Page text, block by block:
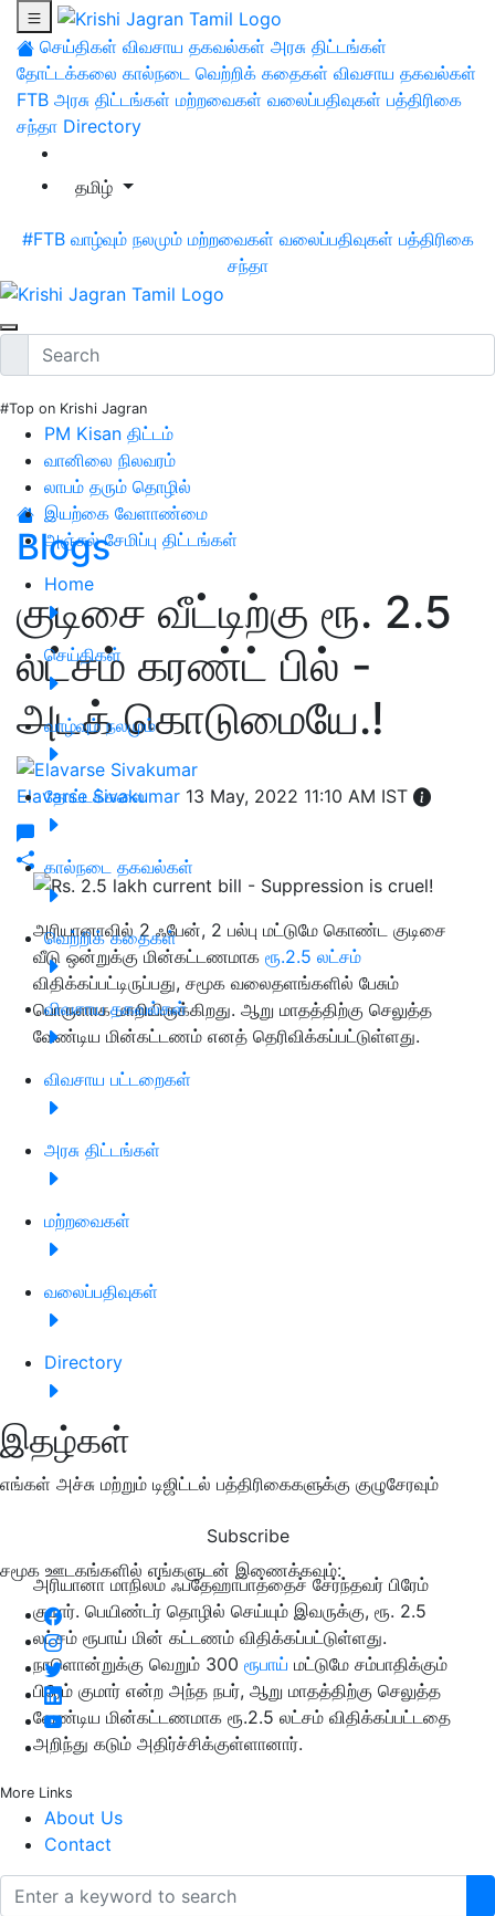
செய்திகள் விவசாய தகவல்கள் அரசு திட்டங்கள்
தோட்டக்கலை கால்நடை வெற்றிக் கதைகள் விவசாய தகவல்கள்
FTB அரசு திட்டங்கள் மற்றவைகள் வலைப்பதிவுகள் பத்திரிகை
சந்தா Directory
தமிழ்
#FTB வாழ்வும் நலமும் மற்றவைகள் வலைப்பதிவுகள் பத்திரிகை
சந்தா
#Top on Krishi Jagran
PM Kisan திட்டம்
வானிலை நிலவரம்
லாபம் தரும் தொழில்
இயற்கை வேளாண்மை
அஞ்சல் சேமிப்பு திட்டங்கள்
Home
செய்திகள்
வாழ்வும் நலமும்
தோட்டக்கலை
கால்நடை தகவல்கள்
வெற்றிக் கதைகள்
விவசாய தகவல்கள்
விவசாய பட்டறைகள்
அரசு திட்டங்கள்
மற்றவைகள்
வலைப்பதிவுகள்
Directory
இதழ்கள்
எங்கள் அச்சு மற்றும் டிஜிட்டல் பத்திரிகைகளுக்கு குழுசேரவும்
Subscribe
சமூக ஊடகங்களில் எங்களுடன் இணைக்கவும்:
More Links
About Us
Contact
Blogs
குடிசை வீட்டிற்கு ரூ. 2.5
லட்சம் கரண்ட் பில் -
அடக் கொடுமையே.!
Elavarse Sivakumar 13 May, 2022 11:10 AM IST
அரியானாவில் 2 ஃபேன், 2 பல்பு மட்டுமே கொண்ட குடிசை
வீடு ஒன்றுக்கு மின்கட்டணமாக ரூ.2.5 லட்சம்
விதிக்கப்பட்டிருப்பது, சமூக வலைதளங்களில் பேசும்
பொருளாக மாறியிருக்கிறது. ஆறு மாதத்திற்கு செலுத்த
வேண்டிய மின்கட்டணம் எனத் தெரிவிக்கப்பட்டுள்ளது.
அரியானா மாநிலம் ஃபதேஹாபாத்தைச் சேர்ந்தவர் பிரேம்
குமார். பெயிண்டர் தொழில் செய்யும் இவருக்கு, ரூ. 2.5
லட்சம் ரூபாய் மின் கட்டணம் விதிக்கப்பட்டுள்ளது.
நாளொன்றுக்கு வெறும் 300 ரூபாய் மட்டுமே சம்பாதிக்கும்
பிரேம் குமார் என்ற அந்த நபர், ஆறு மாதத்திற்கு செலுத்த
வேண்டிய மின்கட்டணமாக ரூ.2.5 லட்சம் விதிக்கப்பட்டதை
அறிந்து கடும் அதிர்ச்சிக்குள்ளானார்.